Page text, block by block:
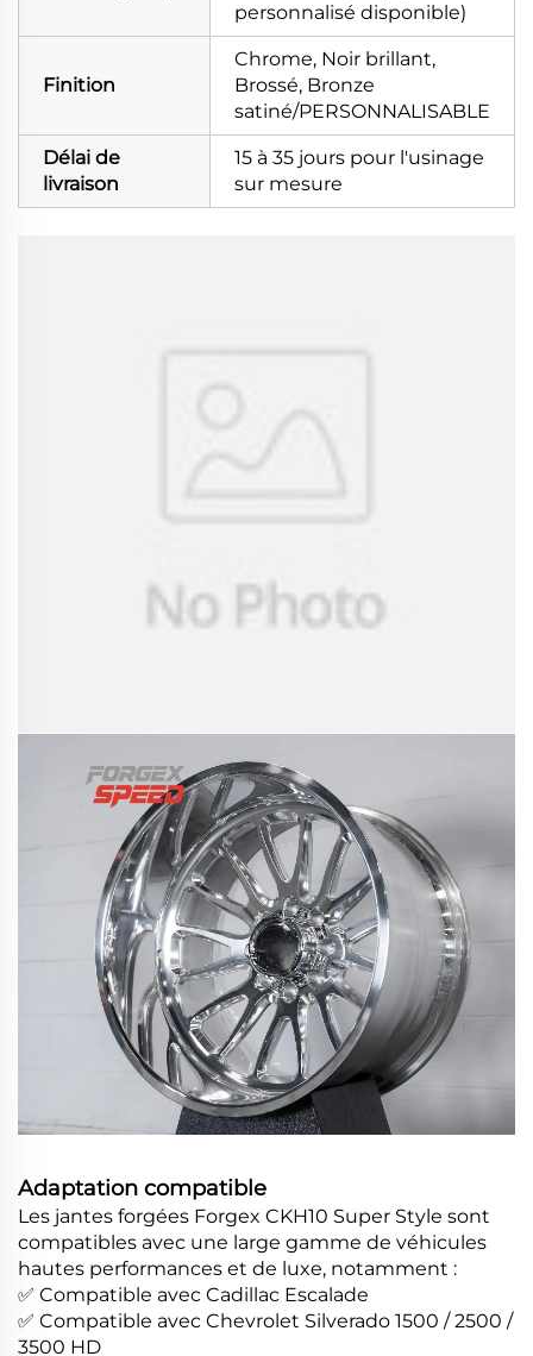
personnalisé disponible)
Finition
Chrome, Noir brillant,
Brossé, Bronze
satiné/PERSONNALISABLE
Délai de
livraison
15 à 35 jours pour l'usinage
sur mesure
Adaptation compatible
Les jantes forgées Forgex CKH10 Super Style sont
compatibles avec une large gamme de véhicules
hautes performances et de luxe, notamment :
✅ Compatible avec Cadillac Escalade
✅ Compatible avec Chevrolet Silverado 1500 / 2500 /
3500 HD